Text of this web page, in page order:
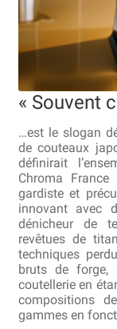
Bocuse d’Or
Ma sélection
Mentions légales
Mon Compte
Partenaires
Plan du site
Politique de
Politique en
Questions /
« Souvent
…est le slogan
de couteaux
définirait
Chroma
gardiste et
innovant avec
dénicheur de
revêtues de
techniques
bruts de
coutellerie en
compositions
gammes en